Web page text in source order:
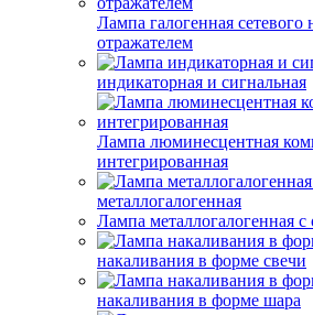
Лампа галогенная сетевого
отражателем
индикаторная и сигнальная
Лампа люминесцентная
интегрированная
металлогалогенная
Лампа металлогалогенная с
накаливания в форме свечи
накаливания в форме шара